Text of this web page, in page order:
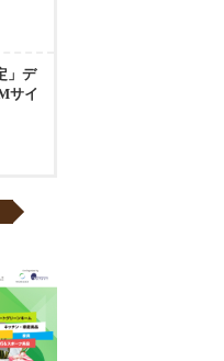
」デ
サイ